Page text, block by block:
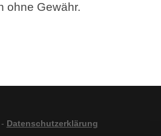
ohne Gewähr.
Datenschutzerklärung